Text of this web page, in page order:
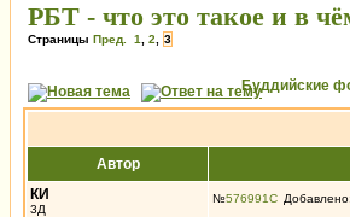
РБТ - что это такое и в
Страницы Пред. 1 2 3
Буддийские
Автор
КИ
3Д
№576991